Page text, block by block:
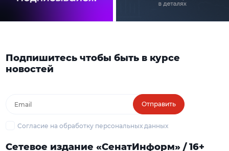
Подпишитесь чтобы быть в курсе
новостей
Отправить
Согласие на обработку персональных данных
Сетевое издание «СенатИнформ» / 16+